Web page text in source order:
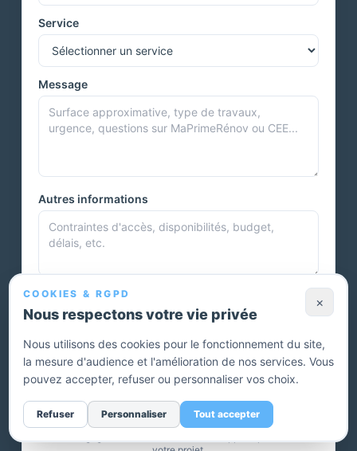
Service
Message
Autres informations
Photos et documents
Vous pouvez joindre plusieurs photos ou autres documents.
Envoyer ma demande — devis gratuit
COOKIES & RGPD
Nous respectons votre vie privée
×
Nous utilisons des cookies pour le fonctionnement du site,
la mesure d'audience et l'amélioration de nos services. Vous
pouvez accepter, refuser ou personnaliser vos choix.
Refuser Personnaliser Tout accepter